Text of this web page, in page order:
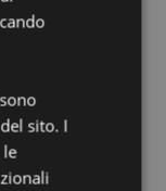
ordine
Leggi la nostra
sito. I